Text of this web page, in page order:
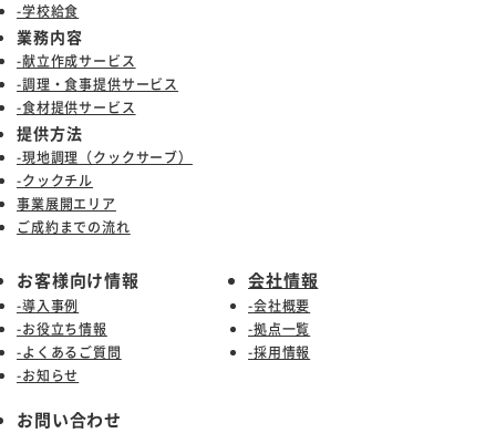
-学校給食
業務内容
-献立作成サービス
-調理・食事提供サービス
-食材提供サービス
提供方法
-現地調理（クックサーブ）
-クックチル
事業展開エリア
ご成約までの流れ
お客様向け情報
-導入事例
-お役立ち情報
-よくあるご質問
-お知らせ
会社情報
-会社概要
-拠点一覧
-採用情報
お問い合わせ